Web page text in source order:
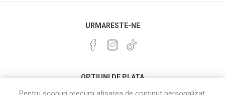
URMARESTE-NE
OPTIUNI DE PLATA